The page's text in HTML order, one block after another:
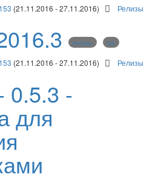
(21.11.2016 - 27.11.2016) Релизы
PyCharm IDE
(21.11.2016 - 27.11.2016) Релизы
0.5.3 -
для